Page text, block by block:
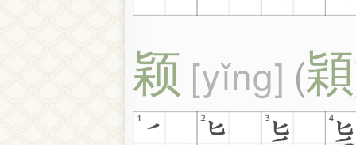
颖 yǐng (穎